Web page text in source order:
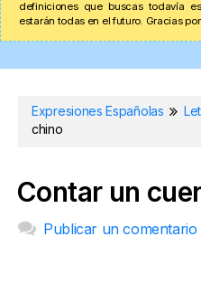
definiciones que buscas todavía
estarán todas en el futuro. Gracias
Expresiones Españolas
chino
Contar un
Publicar un comentario